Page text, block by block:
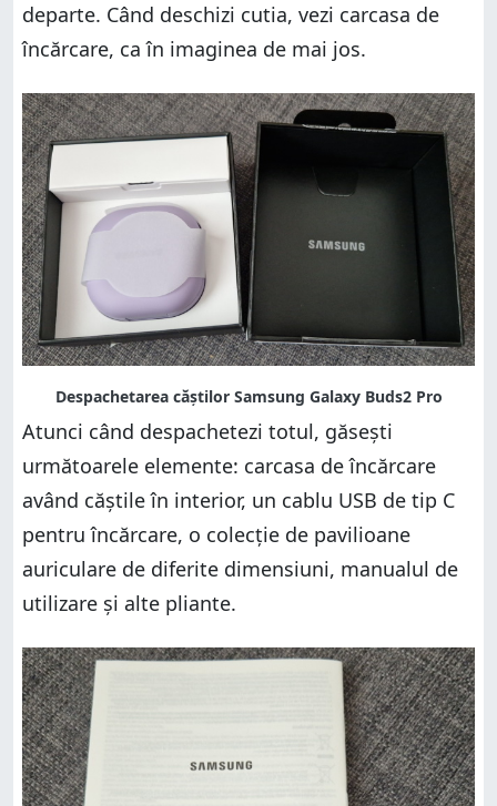
departe. Când deschizi cutia, vezi carcasa de
încărcare, ca în imaginea de mai jos.
Atunci când despachetezi totul, găsești
următoarele elemente: carcasa de încărcare
având căștile în interior, un cablu USB de tip C
pentru încărcare, o colecție de pavilioane
auriculare de diferite dimensiuni, manualul de
utilizare și alte pliante.